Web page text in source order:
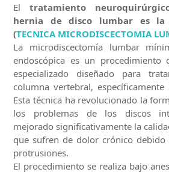
El tratamiento
hernia de disco lumbar es la
(TECNICA MICRODISCECTOMIA
La microdiscectomía lumbar
endoscópica es un procedimiento
especializado diseñado para
columna vertebral,
Esta técnica ha revolucionado la
los problemas de los discos
mejorado significativamente la
que sufren de dolor crónico
protrusiones.
El procedimiento se realiza bajo